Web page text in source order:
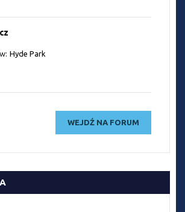
Hyde Park
WEJDŹ NA FORUM